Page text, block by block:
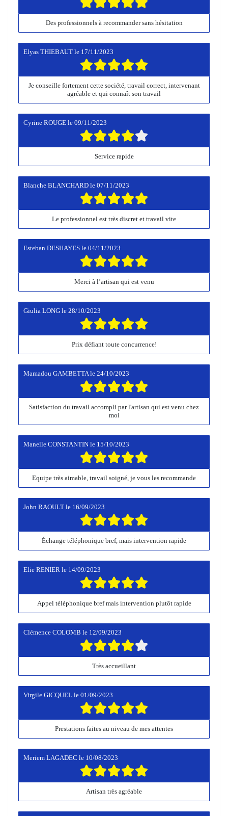
Des professionnels à recommander sans hésitation
Elyas THIEBAUT le 17/11/2023
Je conseille fortement cette société, travail correct, intervenant
agréable et qui connaît son travail
Cyrine ROUGE le 09/11/2023
Service rapide
Blanche BLANCHARD le 07/11/2023
Le professionnel est très discret et travail vite
Esteban DESHAYES le 04/11/2023
Merci à l’artisan qui est venu
Giulia LONG le 28/10/2023
Prix défiant toute concurrence!
Mamadou GAMBETTAle 24/10/2023
Satisfaction du travail accompli par l'artisan qui est venu chez
moi
Manelle CONSTANTIN le 15/10/2023
Equipe très aimable, travail soigné, je vous les recommande
John RAOULT le 16/09/2023
Échange téléphonique bref, mais intervention rapide
Elie RENIER le 14/09/2023
Appel téléphonique bref mais intervention plutôt rapide
Clémence COLOMB le 12/09/2023
Très accueillant
Virgile GICQUEL le 01/09/2023
Prestations faites au niveau de mes attentes
Meriem LAGADEC le 10/08/2023
Artisan très agréable